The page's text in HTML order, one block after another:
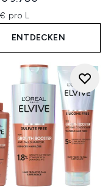
pro L
ENTDECKEN